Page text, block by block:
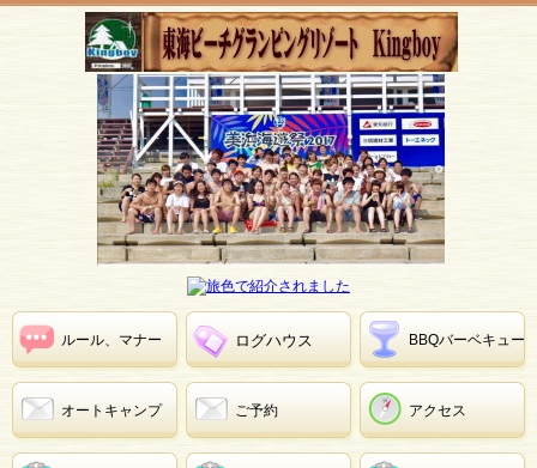
ルール、マナー ログハウス BBQバーベキュー
オートキャンプ ご予約 アクセス